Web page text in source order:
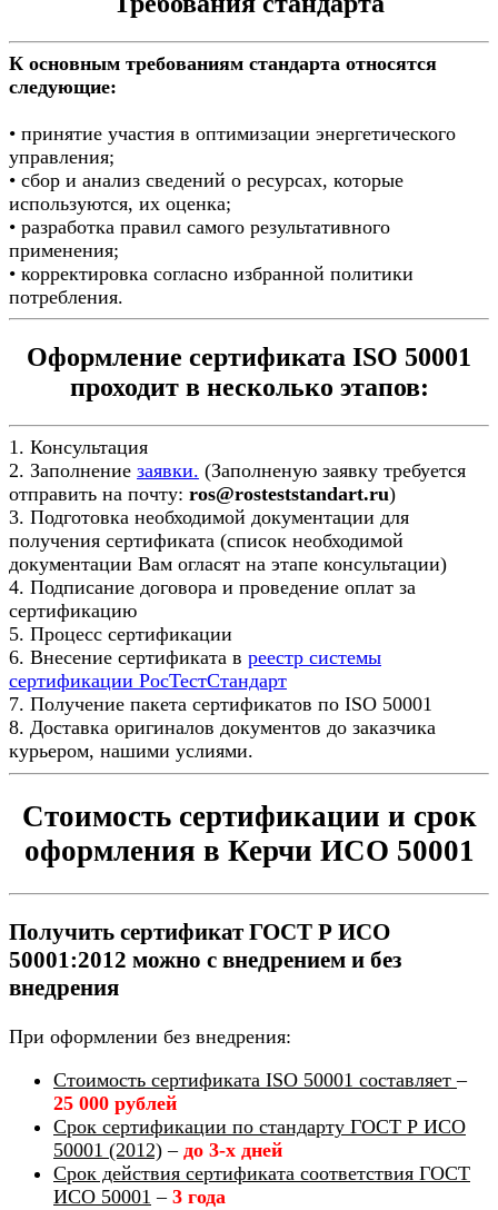
К основным требованиям стандарта относятся
следующие:
• принятие участия в оптимизации энергетического
управления;
• сбор и анализ сведений о ресурсах, которые
используются, их оценка;
• разработка правил самого результативного
применения;
• корректировка согласно избранной политики
потребления.
Оформление сертификата ISO 50001
проходит в несколько этапов:
1. Консультация
2. Заполнение заявки. (Заполненую заявку требуется
отправить на почту: ros@rosteststandart.ru)
3. Подготовка необходимой документации для
получения сертификата (список необходимой
документации Вам огласят на этапе консультации)
4. Подписание договора и проведение оплат за
сертификацию
5. Процесс сертификации
6. Внесение сертификата в реестр системы
сертификации РосТестСтандарт
7. Получение пакета сертификатов по ISO 50001
8. Доставка оригиналов документов до заказчика
курьером, нашими услиями.
Стоимость сертификации и срок
оформления в Керчи ИСО 50001
Получить сертификат ГОСТ Р ИСО
50001:2012 можно с внедрением и без
внедрения
При оформлении без внедрения:
Стоимость сертификата ISO 50001 составляет–
25 000 рублей
Срок сертификации по стандарту ГОСТ Р ИСО
50001 (2012) – до 3-х дней
Срок действия сертификата соответствия ГОСТ
ИСО 50001 – 3 года